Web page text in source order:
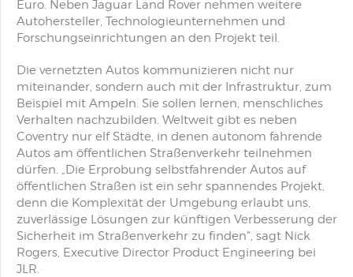
Euro. Neben Jaguar Land Rover nehmen weitere
Autohersteller, Technologieunternehmen und
Forschungseinrichtungen an den Projekt teil.
Die vernetzten Autos kommunizieren nicht nur
miteinander, sondern auch mit der Infrastruktur, zum
Beispiel mit Ampeln. Sie sollen lernen, menschliches
Verhalten nachzubilden. Weltweit gibt es neben
Coventry nur elf Städte, in denen autonom fahrende
Autos am öffentlichen Straßenverkehr teilnehmen
dürfen. „Die Erprobung selbstfahrender Autos auf
öffentlichen Straßen ist ein sehr spannendes Projekt,
denn die Komplexität der Umgebung erlaubt uns,
zuverlässige Lösungen zur künftigen Verbesserung der
Sicherheit im Straßenverkehr zu finden", sagt Nick
Rogers, Executive Director Product Engineering bei
JLR.